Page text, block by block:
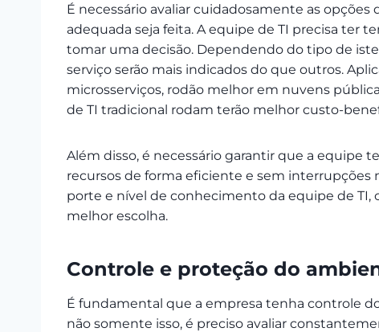
É necessário avaliar cuidadosamente as
adequada seja feita. A equipe de TI precisa ter
tomar uma decisão. Dependendo do tipo de
serviço serão mais indicados do que outros.
microsserviços, rodão melhor em nuvens
de TI tradicional rodam terão melhor custo-
Além disso, é necessário garantir que a equipe
recursos de forma eficiente e sem
porte e nível de conhecimento da equipe de TI,
melhor escolha.
Controle e proteção do
É fundamental que a empresa tenha controle
não somente isso, é preciso avaliar